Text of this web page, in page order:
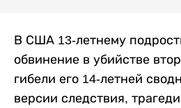
В США 13-летнему
обвинение в убийстве
гибели его 14-летней
версии следствия,